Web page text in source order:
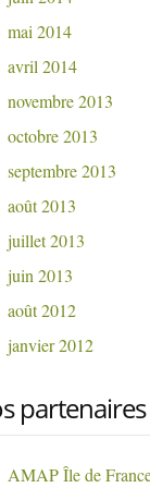
mai 2014
avril 2014
novembre 2013
octobre 2013
septembre 2013
août 2013
juillet 2013
juin 2013
août 2012
janvier 2012
partenaires
AMAP Île de